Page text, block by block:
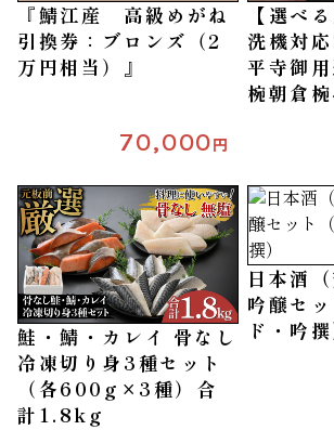
『鯖江産 高級めがね
引換券：ブロンズ（2
万円相当）』
70,000円
【選べ
洗機対
平寺御
椀朝倉
鮭・鯖・カレイ 骨なし
冷凍切り身3種セット
（各600g×3種）合
計1.8kg
日本酒
吟醸セ
ド・吟撰